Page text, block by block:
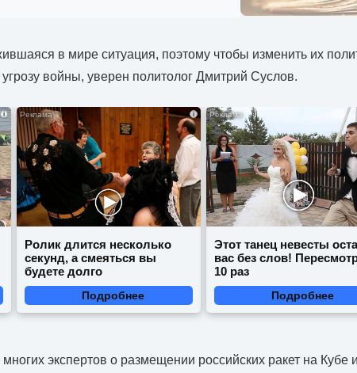
в мире ситуация, поэтому чтобы изменить их
войны, уверен политолог Дмитрий Суслов.
i i
Ролик длится несколько
секунд, а смеяться вы
будете долго
Подробнее
Этот танец невесты
вас без слов!
10 раз
Подробнее
экспертов о размещении российских ракет на Кубе